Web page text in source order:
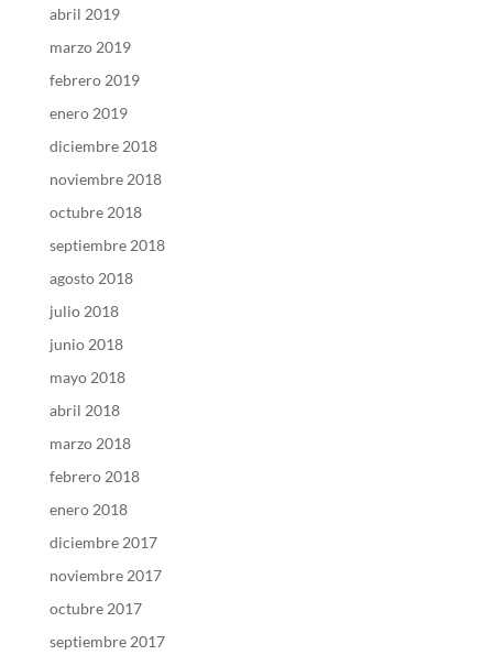
abril 2019
marzo 2019
febrero 2019
enero 2019
diciembre 2018
noviembre 2018
octubre 2018
septiembre 2018
agosto 2018
julio 2018
junio 2018
mayo 2018
abril 2018
marzo 2018
febrero 2018
enero 2018
diciembre 2017
noviembre 2017
octubre 2017
septiembre 2017